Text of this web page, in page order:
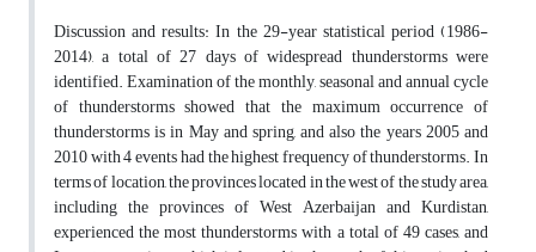
Discussion and results: In the 29-year statistical period (1986-
2014), a total of 27 days of widespread thunderstorms were
identified. Examination of the monthly, seasonal and annual cycle
of thunderstorms showed that the maximum occurrence of
thunderstorms is in May and spring, and also the years 2005 and
2010 with 4 events had the highest frequency of thunderstorms. In
terms of location, the provinces located in the west of the study area,
including the provinces of West Azerbaijan and Kurdistan,
experienced the most thunderstorms with a total of 49 cases, and